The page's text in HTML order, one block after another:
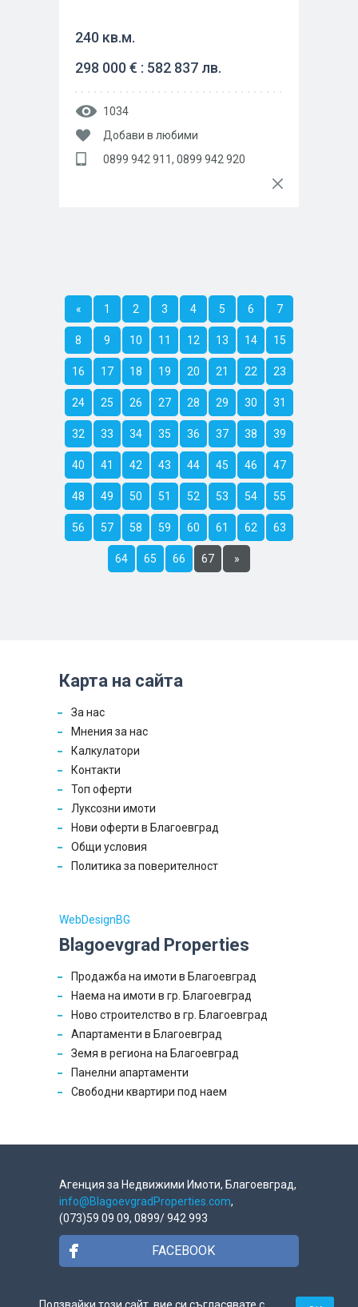
240 кв.м.
298 000 € : 582 837 лв.
1034
Добави в любими
0899 942 911, 0899 942 920
« 1 2 3 4 5 6 7
8 9 10 11 12 13 14 15
16 17 18 19 20 21 22 23
24 25 26 27 28 29 30 31
32 33 34 35 36 37 38 39
40 41 42 43 44 45 46 47
48 49 50 51 52 53 54 55
56 57 58 59 60 61 62 63
64 65 66 67 »
Карта на сайта
За нас
Мнения за нас
Калкулатори
Контакти
Топ оферти
Луксозни имоти
Нови оферти в Благоевград
Общи условия
Политика за поверителност
WebDesignBG
Blagoevgrad Properties
Продажба на имоти в Благоевград
Наема на имоти в гр. Благоевград
Ново строителство в гр. Благоевград
Апартаменти в Благоевград
Земя в региона на Благоевград
Панелни апартаменти
Свободни квартири под наем
Агенция за Недвижими Имоти, Благоевград,
info@BlagoevgradProperties.com,
(073)59 09 09, 0899/ 942 993
FACEBOOK
GOOGLE +